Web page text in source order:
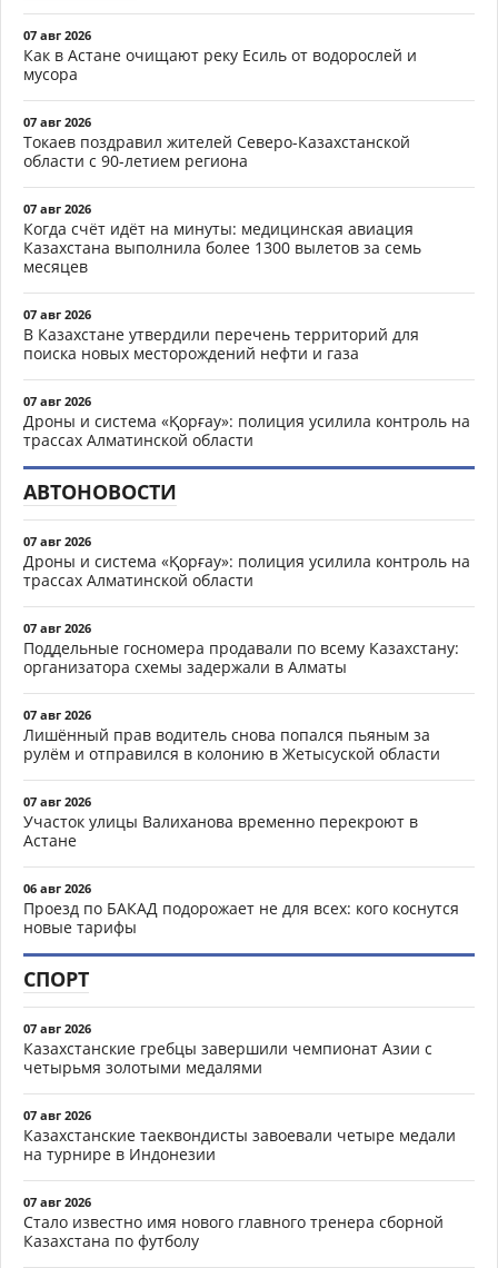
07 авг 2026
Как в Астане очищают реку Есиль от водорослей и
мусора
07 авг 2026
Токаев поздравил жителей Северо-Казахстанской
области с 90-летием региона
07 авг 2026
Когда счёт идёт на минуты: медицинская авиация
Казахстана выполнила более 1300 вылетов за семь
месяцев
07 авг 2026
В Казахстане утвердили перечень территорий для
поиска новых месторождений нефти и газа
07 авг 2026
Дроны и система «Қорғау»: полиция усилила контроль на
трассах Алматинской области
АВТОНОВОСТИ
07 авг 2026
Дроны и система «Қорғау»: полиция усилила контроль на
трассах Алматинской области
07 авг 2026
Поддельные госномера продавали по всему Казахстану:
организатора схемы задержали в Алматы
07 авг 2026
Лишённый прав водитель снова попался пьяным за
рулём и отправился в колонию в Жетысуской области
07 авг 2026
Участок улицы Валиханова временно перекроют в
Астане
06 авг 2026
Проезд по БАКАД подорожает не для всех: кого коснутся
новые тарифы
СПОРТ
07 авг 2026
Казахстанские гребцы завершили чемпионат Азии с
четырьмя золотыми медалями
07 авг 2026
Казахстанские таеквондисты завоевали четыре медали
на турнире в Индонезии
07 авг 2026
Стало известно имя нового главного тренера сборной
Казахстана по футболу